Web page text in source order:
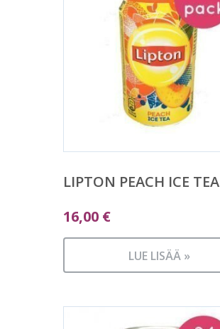
LIPTON PEACH ICE TEA
16,00 €
LUE LISÄÄ »